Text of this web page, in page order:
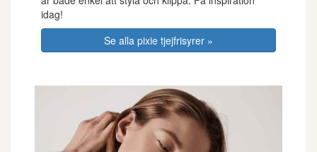
idag!
Se alla pixie tjejfrisyrer »